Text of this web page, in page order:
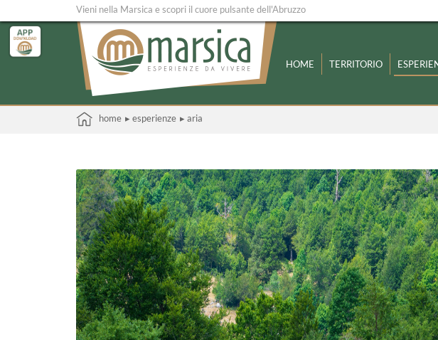
Vieni nella Marsica e scopri il cuore pulsante dell'Abruzzo
HOME TERRITORIO
home ▸ esperienze ▸ aria